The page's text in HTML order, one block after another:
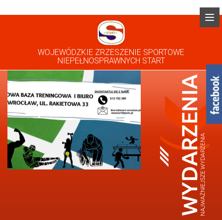
WOJEWÓDZKIE ZRZESZENIE SPORTOWE
NIEPEŁNOSPRAWNYCH START